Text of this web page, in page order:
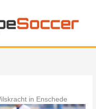
in Enschede